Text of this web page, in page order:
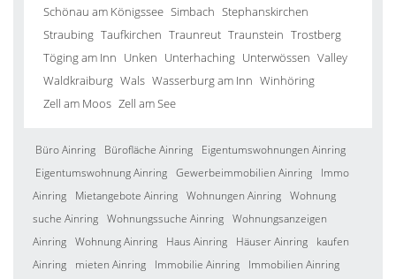
Schönau am Königssee Simbach Stephanskirchen
Straubing Taufkirchen Traunreut Traunstein Trostberg
Töging am Inn Unken Unterhaching Unterwössen Valley
Waldkraiburg Wals Wasserburg am Inn Winhöring
Zell am Moos Zell am See
Büro Ainring Bürofläche Ainring
Eigentumswohnungen Ainring
Eigentumswohnung Ainring Gewerbeimmobilien Ainring
Immo
Ainring
Mietangebote Ainring Wohnungen Ainring Wohnung
suche Ainring Wohnungssuche Ainring Wohnungsanzeigen
Ainring Wohnung Ainring Haus Ainring Häuser Ainring
kaufen
Ainring
mieten Ainring Immobilie Ainring
Immobilien Ainring